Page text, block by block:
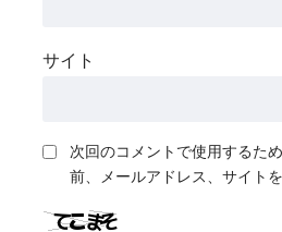
サイト
次回のコメントで使用するた
前、メールアドレス、サイトを